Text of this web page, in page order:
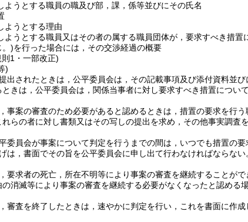
ようとする職員の職及び部，課，係等並びにその氏名
ようとする理由
ようとする職員又はその者の属する職員団体が，要求すべき措置
。)を行った場合には，その交渉経過の概要
1・一部改正)
)
出されたときは，公平委員会は，その記載事項及び添付資料並
きは，公平委員会は，関係当事者に対し要求すべき措置につい
事案の審査のため必要があると認めるときは，措置の要求を行う
らの者に対し書類又はその写しの提出を求め，その他事実調査
委員会が事案について判定を行うまでの間は，いつでも措置の
は，書面でその旨を公平委員会に申し出て行わなければならない
要求者の死亡，所在不明等により事案の審査を継続することが
消滅等により事案の審査を継続する必要がなくなったと認める
審査を終了したときは，速やかに判定を行い，これを書面に作成